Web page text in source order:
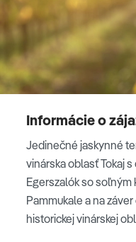
EGERSZALÓK -
Raňajky. Odchod do
neďaleko mesta Eger,
okúpať v miestnych
sformovali soľný
miniatúrny maďarský
Pokračovanie do
najslávnejším
Nenecháme si ujsť
niektorej z mnohých
čaká ochutnávka
Slovensko v
Informácie o
Jedinečné jaskynné
vinárska oblasť Tokaj
Egerszalók so soľným
Pammukale a na
historickej vinárskej